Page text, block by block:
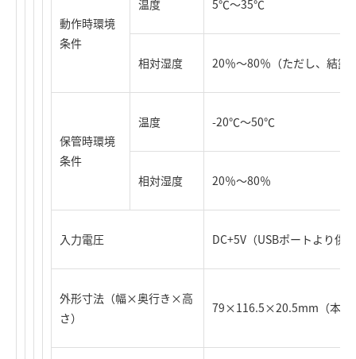
動作時環境
条件
温度 5℃～35℃
相対湿度 20％～80％（ただし、結露
保管時環境
条件
温度 -20℃～50℃
相対湿度 20％～80％
入力電圧 DC+5V（USBポートより供
外形寸法（幅×奥行き×高
さ）
79×116.5×20.5mm（本体